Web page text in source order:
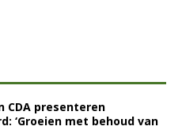
CDA presenteren
‘Groeien met behoud van